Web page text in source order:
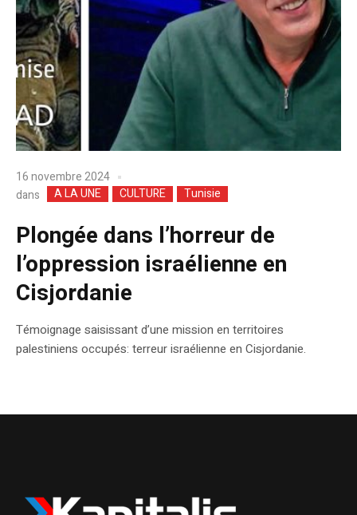
16 novembre 2024
dans
A LA UNE CULTURE Tunisie
Plongée dans l’horreur de
l’oppression israélienne en
Cisjordanie
Témoignage saisissant d’une mission en territoires
palestiniens occupés: terreur israélienne en Cisjordanie.